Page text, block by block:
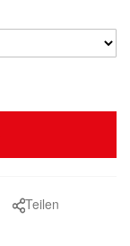
Teilen